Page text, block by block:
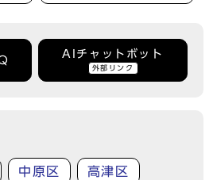
AIチャットボット
外部リンク
中原区 高津区